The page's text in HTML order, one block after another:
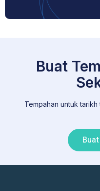
Buat
Tempahan untuk